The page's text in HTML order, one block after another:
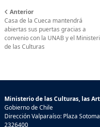
Anterior
Casa de la Cueca mantendrá
abiertas sus puertas gracias a
convenio con la UNAB y el
de las Culturas
Ministerio de las Culturas, las
Gobierno de Chile
Dirección Valparaíso: Plaza
2326400